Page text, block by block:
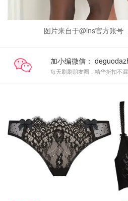
图片来自于@ins官方账号
加小编微信：
每天刷刷朋友圈，精华折扣不